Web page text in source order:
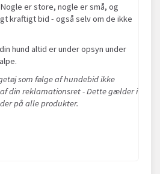
er store, nogle er små, og
kraftigt bid - også selv om de ikke
hund altid er under opsyn under
som følge af hundebid ikke
din reklamationsret - Dette gælder i
på alle produkter.